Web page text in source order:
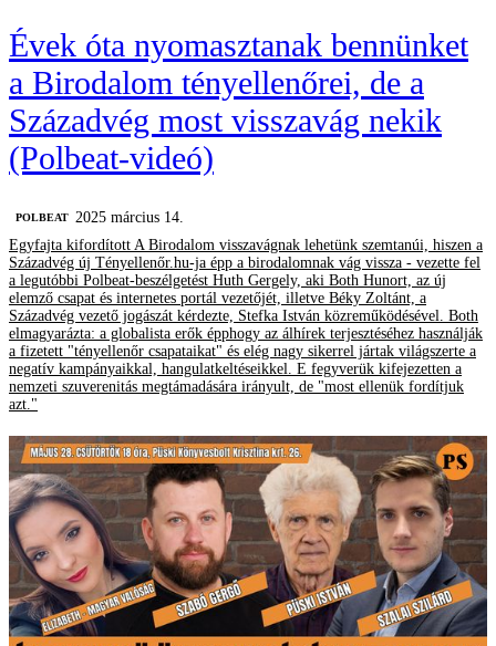
Évek óta nyomasztanak bennünket
a Birodalom tényellenőrei, de a
Századvég most visszavág nekik
(Polbeat-videó)
‎POLBEAT
2025 március 14.
Egyfajta kifordított A Birodalom visszavágnak lehetünk szemtanúi, hiszen a
Századvég új Tényellenőr.hu-ja épp a birodalomnak vág vissza - vezette fel
a legutóbbi Polbeat-beszélgetést Huth Gergely, aki Both Hunort, az új
elemző csapat és internetes portál vezetőjét, illetve Béky Zoltánt, a
Századvég vezető jogászát kérdezte, Stefka István közreműködésével. Both
elmagyarázta: a globalista erők épphogy az álhírek terjesztéséhez használják
a fizetett "tényellenőr csapataikat" és elég nagy sikerrel jártak világszerte a
negatív kampányaikkal, hangulatkeltéseikkel. E fegyverük kifejezetten a
nemzeti szuverenitás megtámadására irányult, de "most ellenük fordítjuk
azt."